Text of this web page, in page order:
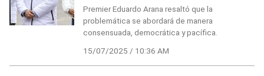
Premier Eduardo Arana resaltó que la
problemática se abordará de manera
consensuada, democrática y pacífica.
15/07/2025 / 10:36 AM